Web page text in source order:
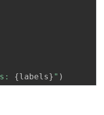
{labels} " )